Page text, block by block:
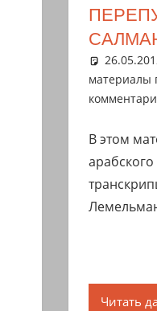
материалы
В этом
Читать